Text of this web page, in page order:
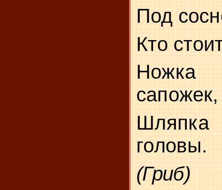
Под
Кто
Ножка
сапожек,
головы.
(Гриб)